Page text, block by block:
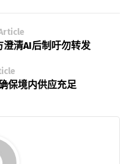
清AI后制吁勿转发
保境内供应充足